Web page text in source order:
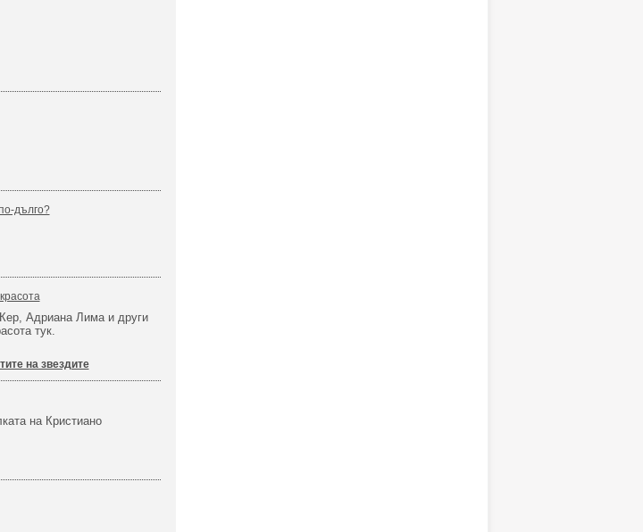
дълго?
Адриана Лима и други
тук.
на звездите
на Кристиано